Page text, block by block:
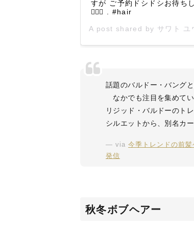
すが ご予約ドシドシお待ちし
💇🏼‍♂️ . #hair
A post shared by サワト ユ
話題のバルドー・バングと
なかでも注目を集めて
リジッド・バルドーのト
シルエットから、別名カ
via今季トレンドの前
発信
秋冬ボブヘアー